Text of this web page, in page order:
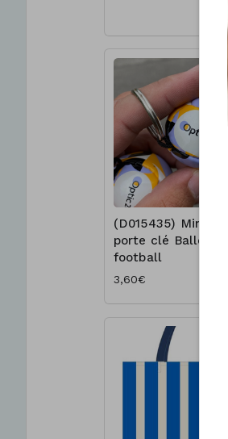
(D015435) Mini
porte clé Ballon
football
3,60€